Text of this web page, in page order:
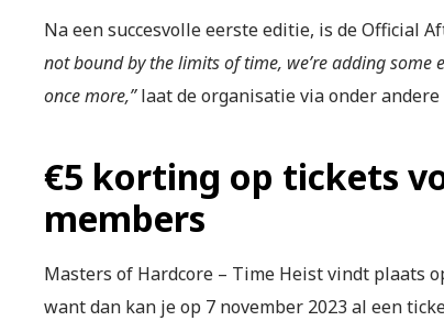
Na een succesvolle eerste editie, is de Official
not bound by the limits of time, we’re adding some
once more,”laat de organisatie via onder andere
€5 korting op tickets
members
Masters of Hardcore – Time Heist vindt plaats
want dan kan je op 7 november 2023 al een